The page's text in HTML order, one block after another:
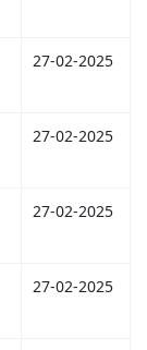
27-02-2025
27-02-2025
27-02-2025
27-02-2025